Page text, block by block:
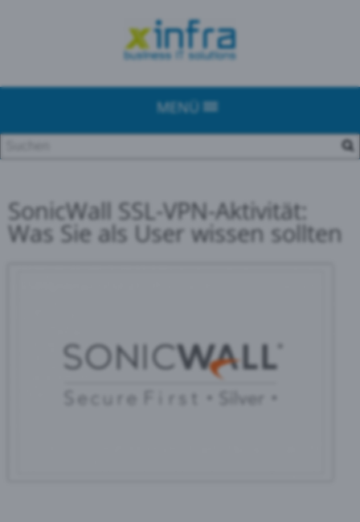
MENÜ
SonicWall SSL-VPN-Aktivität:
Was Sie als User wissen sollten